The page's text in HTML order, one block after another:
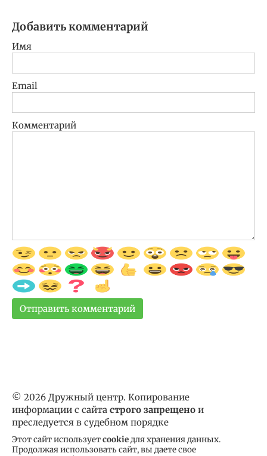
Добавить комментарий
Имя
Email
Комментарий
© 2026 Дружный центр. Копирование
информации с сайта строго запрещено и
преследуется в судебном порядке
Этот сайт используетcookieдля хранения данных.
Продолжая использовать сайт, вы даете свое